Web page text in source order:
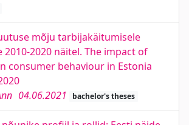
mõju tarbijakäitumisele
2010-2020 näitel. The impact of
consumer behaviour in Estonia
04.06.2021 bachelor's theses